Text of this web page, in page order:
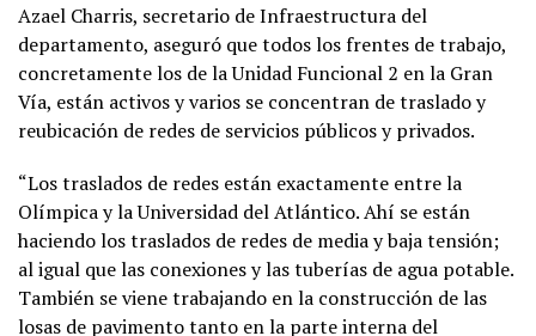
Azael Charris, secretario de Infraestructura del
departamento, aseguró que todos los frentes de trabajo,
concretamente los de la Unidad Funcional 2 en la Gran
Vía, están activos y varios se concentran de traslado y
reubicación de redes de servicios públicos y privados.
“Los traslados de redes están exactamente entre la
Olímpica y la Universidad del Atlántico. Ahí se están
haciendo los traslados de redes de media y baja tensión;
al igual que las conexiones y las tuberías de agua potable.
También se viene trabajando en la construcción de las
losas de pavimento tanto en la parte interna del